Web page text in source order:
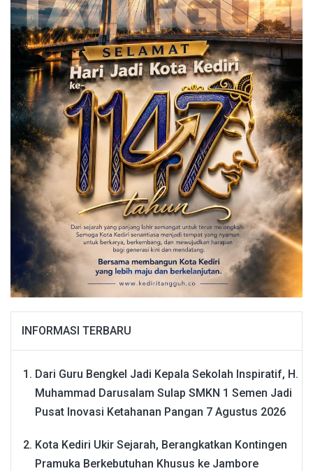
INFORMASI TERBARU
Dari Guru Bengkel Jadi Kepala Sekolah Inspiratif, H.
Muhammad Darusalam Sulap SMKN 1 Semen Jadi
Pusat Inovasi Ketahanan Pangan 7 Agustus 2026
Kota Kediri Ukir Sejarah, Berangkatkan Kontingen
Pramuka Berkebutuhan Khusus ke Jambore